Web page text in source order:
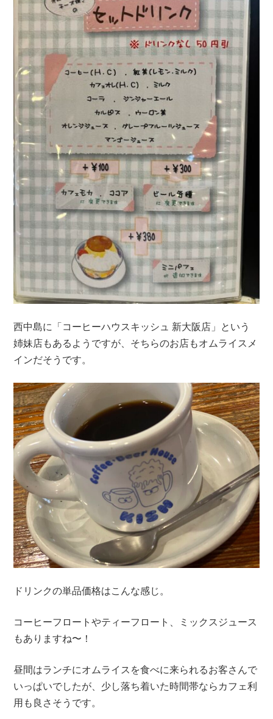
西中島に「コーヒーハウスキッシュ 新大阪店」という
姉妹店もあるようですが、そちらのお店もオムライスメ
インだそうです。
ドリンクの単品価格はこんな感じ。
コーヒーフロートやティーフロート、ミックスジュース
もありますね〜！
昼間はランチにオムライスを食べに来られるお客さんで
いっぱいでしたが、少し落ち着いた時間帯ならカフェ利
用も良さそうです。